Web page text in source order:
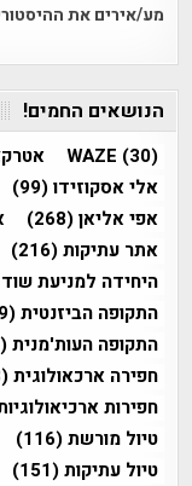
מע/אירים את
הנושאים החמים!
WAZE (30)
אלי אסקוזידו(99)
אפי אליאן(268)
אתר עתיקות(216)
היחידה למניעת
התקופה הביזנטית(129)
התקופה העות'מנית(62)
חפירה ארכאולוגית(168)
חפירות
טיול מורשת(116)
טיול עתיקות(151)